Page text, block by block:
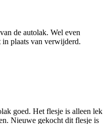
de autolak. Wel even
in plaats van verwijderd.
goed. Het flesje is alleen lek
Nieuwe gekocht dit flesje is